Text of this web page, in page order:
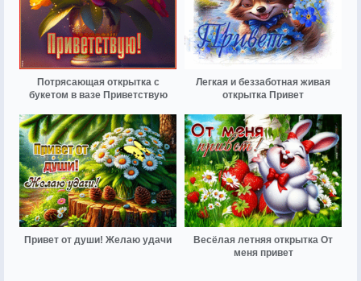
Потрясающая открытка с
букетом в вазе Приветствую
Легкая и беззаботная живая
открытка Привет
Привет от души! Желаю удачи
Весёлая летняя открытка От
меня привет